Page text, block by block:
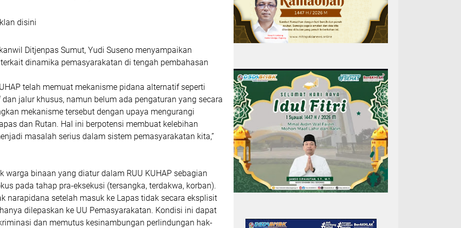
disini
Ditjenpas Sumut, Yudi Suseno menyampaikan
dinamika pemasyarakatan di tengah pembahasan
telah memuat mekanisme pidana alternatif seperti
jalur khusus, namun belum ada pengaturan yang secara
mekanisme tersebut dengan upaya mengurangi
dan Rutan. Hal ini berpotensi membuat kelebihan
masalah serius dalam sistem pemasyarakatan kita,”
warga binaan yang diatur dalam RUU KUHAP sebagian
pada tahap pra-eksekusi (tersangka, terdakwa, korban).
narapidana setelah masuk ke Lapas tidak secara eksplisit
dilepaskan ke UU Pemasyarakatan. Kondisi ini dapat
dan memutus kesinambungan perlindungan hak-